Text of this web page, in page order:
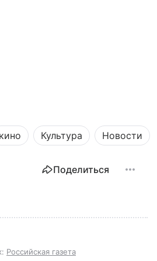
кино Культура Новости
Поделиться
Российская газета